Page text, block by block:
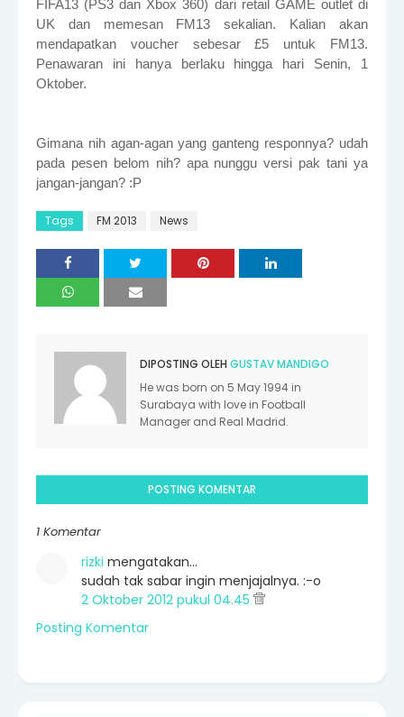
FIFA13 (PS3 dan Xbox 360) dari retail GAME outlet di
UK dan memesan FM13 sekalian. Kalian akan
mendapatkan voucher sebesar £5 untuk FM13.
Penawaran ini hanya berlaku hingga hari Senin, 1
Oktober.
Gimana nih agan-agan yang ganteng responnya? udah
pada pesen belom nih? apa nunggu versi pak tani ya
jangan-jangan? :P
Tags FM 2013 News
DIPOSTING OLEH GUSTAV MANDIGO
He was born on 5 May 1994 in
Surabaya with love in Football
Manager and Real Madrid.
POSTING KOMENTAR
1 Komentar
rizki mengatakan…
sudah tak sabar ingin menjajalnya. :-o
2 Oktober 2012 pukul 04.45
Posting Komentar